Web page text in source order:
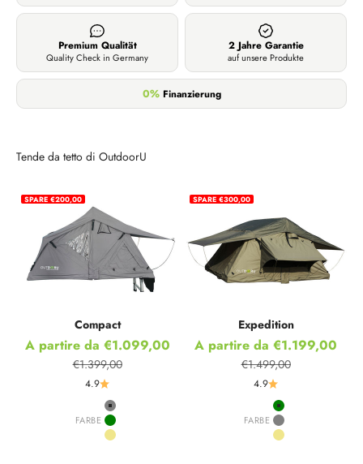
Premium Qualität
Quality Check in Germany
2 Jahre Garantie
auf unsere Produkte
0%Finanzierung
Tende da tetto di OutdoorU
SPARE €200,00
Compact
Prezzo scontato
A partire da €1.099,00
Prezzo
€1.399,00
4.9
FARBE
Grey
Green
Khaki
SPARE €300,00
Expedition
Prezzo scontato
A partire da €1.199,00
Prezzo
€1.499,00
4.9
FARBE
Green
Grey
Khaki